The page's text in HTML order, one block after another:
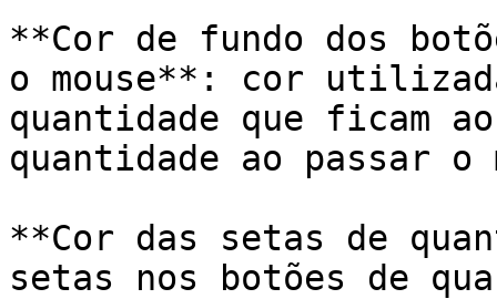
**Cor de fundo dos
o mouse**: cor
quantidade que ficam
quantidade ao passar o
**Cor das setas de
setas nos botões de